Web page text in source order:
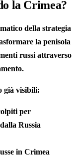
la Crimea?
della strategia
la penisola
russi attraverso
già visibili:
per
Russia
in Crimea